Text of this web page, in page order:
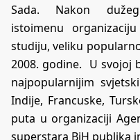
Sada. Nakon
istoimenu
studiju, veliku
2008. godine. U svojoj
najpopularnijim
Indije, Francuske,
puta u organizaciji
superstara BiH publika